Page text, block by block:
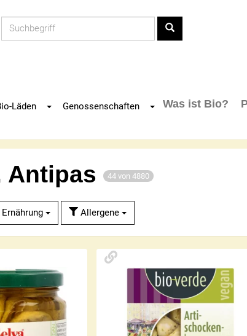
Läden Toggle Dropdown
Genossenschaften Toggle Dropdown
Was ist Bio?
Antipas 44 von 4880
Ernährung Allergene